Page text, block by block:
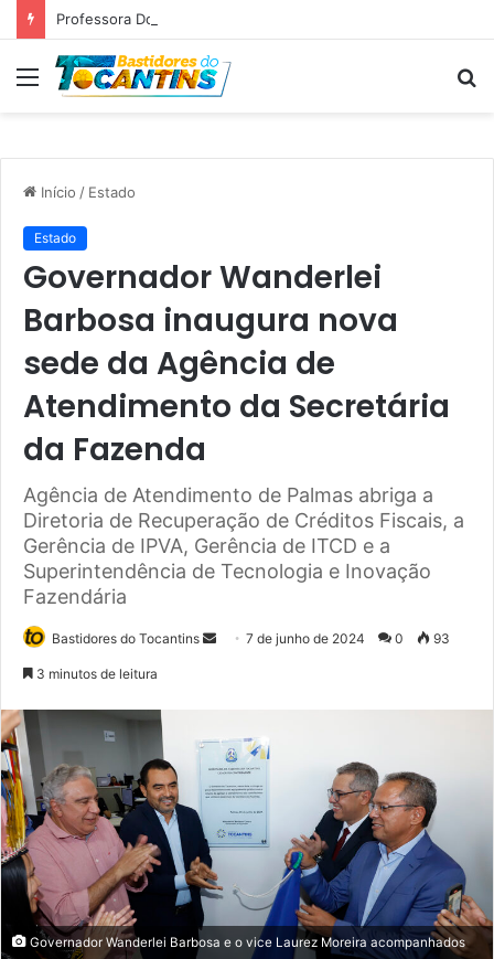
Menu
Início / Estado
Estado
Governador Wanderlei
Barbosa inaugura nova
sede da Agência de
Atendimento da Secretária
da Fazenda
Agência de Atendimento de Palmas abriga a
Diretoria de Recuperação de Créditos Fiscais, a
Gerência de IPVA, Gerência de ITCD e a
Superintendência de Tecnologia e Inovação
Fazendária
Bastidores do Tocantins
e
u
m
e
-
m
a
i
7 de junho de 2024 0 93
3 minutos de leitura
Governador Wanderlei Barbosa e o vice Laurez Moreira acompanhados